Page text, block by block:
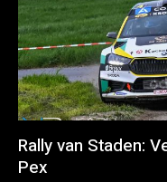
Rally van Staden:
Pex